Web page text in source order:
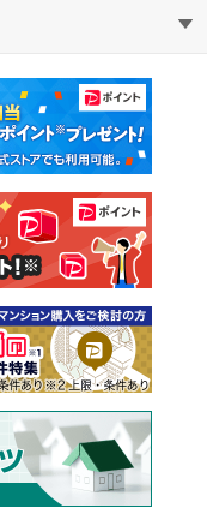
ンション
戸建て
！住まいの先生